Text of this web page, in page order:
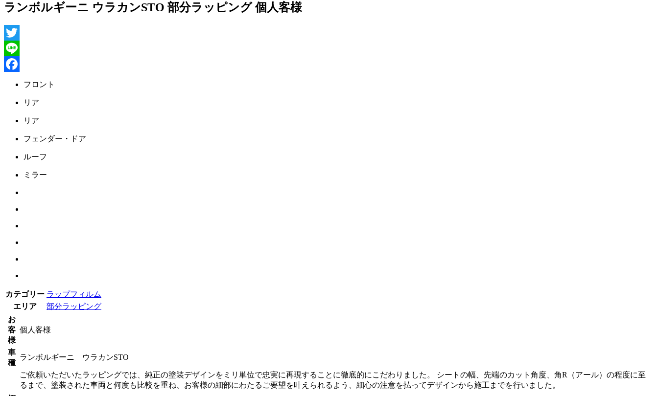
ランボルギーニ ウラカンSTO 部分ラッピング 個人客様
Twitter
Line
フロント
リア
リア
フェンダー・ドア
ルーフ
ミラー
カテゴリー ラップフィルム
エリア
部分ラッピング
お
客
様
個人客様
車
種
ランボルギーニ ウラカンSTO
ご依頼いただいたラッピングでは、純正の塗装デザインをミリ単位で忠実に再現することに徹底的にこだわりました。 シートの幅、先端のカット角度、角R（アール）の程度に至
るまで、塗装された車両と何度も比較を重ね、お客様の細部にわたるご要望を叶えられるよう、細心の注意を払ってデザインから施工までを行いました。